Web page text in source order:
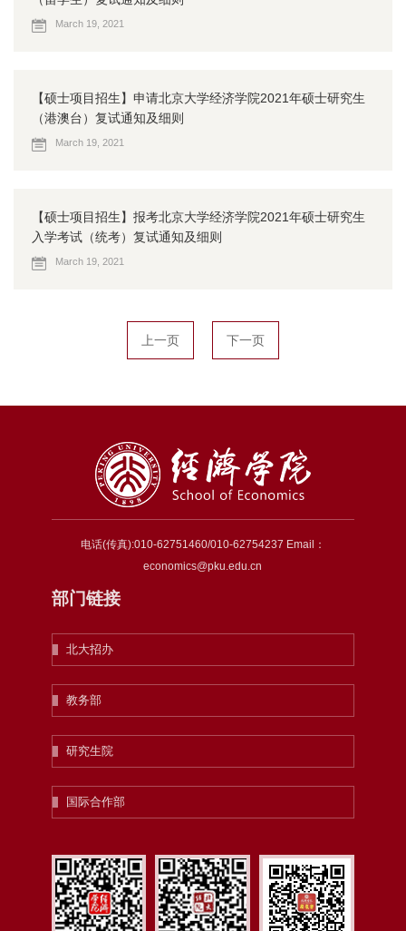
March 19, 2021
【硕士项目招生】申请北京大学经济学院2021年硕士研究生
（港澳台）复试通知及细则
March 19, 2021
【硕士项目招生】报考北京大学经济学院2021年硕士研究生
入学考试（统考）复试通知及细则
March 19, 2021
上一页 下一页
电话(传真):010-62751460/010-62754237 Email：
economics@pku.edu.cn
部门链接
北大招办
教务部
研究生院
国际合作部